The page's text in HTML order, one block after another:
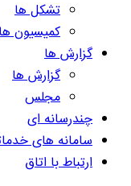
تشکل ها
کمیسیون
گزارش ها
گزارش ها
مجلس
چندرسانه ای
سامانه های
ارتباط با اتاق